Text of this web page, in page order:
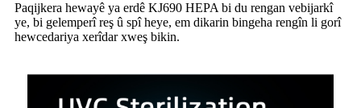
Paqijkera hewayê ya erdê KJ690 HEPA bi du rengan vebijarkî
ye, bi gelemperî reş û spî heye, em dikarin bingeha rengîn li gorî
hewcedariya xerîdar xweş bikin.